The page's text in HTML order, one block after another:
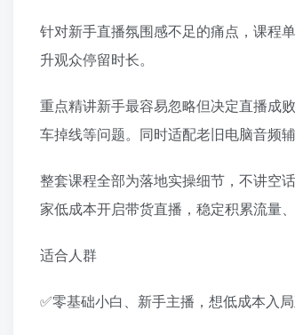
针对新手直播氛围感不足的痛点，课程
升观众停留时长。
重点精讲新手最容易忽略但决定直播成
车掉线等问题。同时适配老旧电脑音频
整套课程全部为落地实操细节，不讲空
家低成本开启带货直播，稳定积累流量
适合人群
✅零基础小白、新手主播，想低成本入